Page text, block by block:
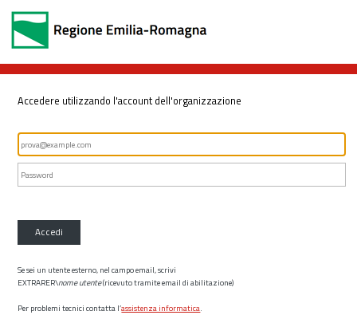
Accedere utilizzando l'account dell'organizzazione
Accedi
Se sei un utente esterno, nel campo email, scrivi
EXTRARER\nome utente(ricevuto tramite email di abilitazione)
Per problemi tecnici contatta l’assistenza informatica.